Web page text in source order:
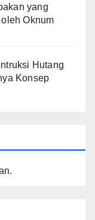
yang
Oknum
Hutang
Konsep